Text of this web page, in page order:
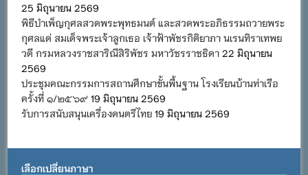
25 มิถุนายน 2569
พิธีบำเพ็ญกุศลสวดพระพุทธมนต์ และสวดพระอภิธรรมถวายพระ
กุศลแด่ สมเด็จพระเจ้าลูกเธอ เจ้าฟ้าพัชรกิติยาภา นเรนทิราเทพย
วดี กรมหลวงราชสาริณีสิริพัชร มหาวัชรราชธิดา 22 มิถุนายน
2569
ประชุมคณะกรรมการสถานศึกษาขั้นพื้นฐาน โรงเรียนบ้านท่าเรือ
ครั้งที่ ๑/๒๕๖๙ 19 มิถุนายน 2569
รับการสนับสนุนเครื่องดนตรีไทย 19 มิถุนายน 2569
เลือกเปลี่ยนภาษา